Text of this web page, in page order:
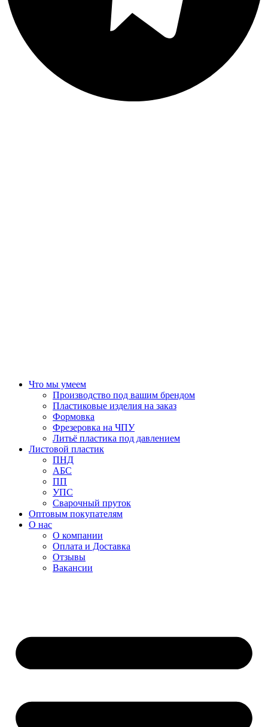
Что мы умеем
Производство под вашим брендом
Пластиковые изделия на заказ
Формовка
Фрезеровка на ЧПУ
Литьё пластика под давлением
Листовой пластик
ПНД
АБС
ПП
УПС
Сварочный пруток
Оптовым покупателям
О нас
О компании
Оплата и Доставка
Отзывы
Вакансии